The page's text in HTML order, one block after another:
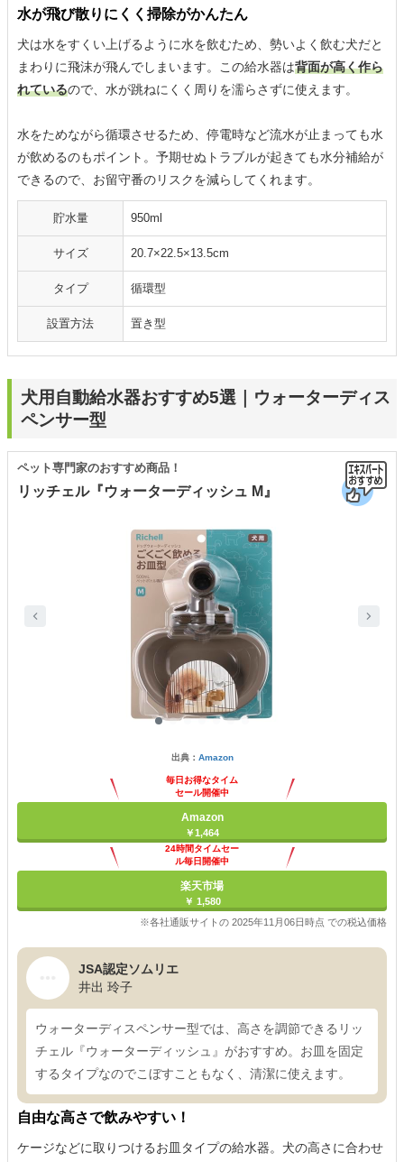
水が飛び散りにくく掃除がかんたん
犬は水をすくい上げるように水を飲むため、勢いよく飲む犬だと
まわりに飛沫が飛んでしまいます。この給水器は背面が高く作ら
れているので、水が跳ねにくく周りを濡らさずに使えます。
水をためながら循環させるため、停電時など流水が止まっても水
が飲めるのもポイント。予期せぬトラブルが起きても水分補給が
できるので、お留守番のリスクを減らしてくれます。
貯水量 950ml
サイズ 20.7×22.5×13.5cm
タイプ 循環型
設置方法 置き型
犬用自動給水器おすすめ5選｜ウォーターディス
ペンサー型
リッチェル『ウォーターディッシュ M』
ペット専門家のおすすめ商品！
出典： Amazon
毎日お得なタイム
セール開催中
Amazon
￥1,464
24時間タイムセー
ル毎日開催中
楽天市場
￥ 1,580
※各社通販サイトの 2025年11月06日時点 での税込価格
JSA認定ソムリエ
井出 玲子
ウォーターディスペンサー型では、高さを調節できるリッ
チェル『ウォーターディッシュ』がおすすめ。お皿を固定
するタイプなのでこぼすこともなく、清潔に使えます。
自由な高さで飲みやすい！
ケージなどに取りつけるお皿タイプの給水器。犬の高さに合わせ